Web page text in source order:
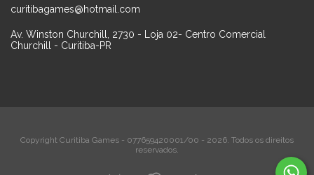
curitibagames@hotmail.com
Av. Winston Churchill, 2730 - Loja 02- Centro Comercial
Churchill - Curitiba-PR
Copyright Curitiba Games - 077659420001/00 - 2026. Todos os direitos
reservados.